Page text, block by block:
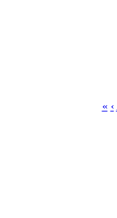
« ‹